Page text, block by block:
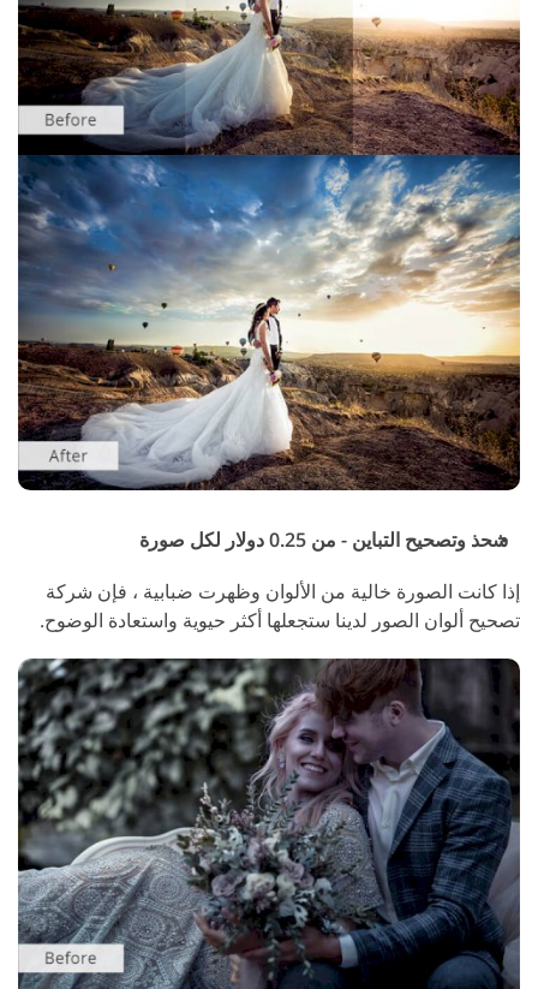
شحذ وتصحيح التباين - من 0.25 دولار لكل صورة
إذا كانت الصورة خالية من الألوان وظهرت ضبابية ، فإن شركة
تصحيح ألوان الصور لدينا ستجعلها أكثر حيوية واستعادة الوضوح.